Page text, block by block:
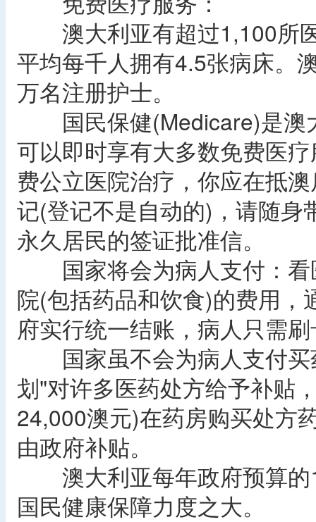
澳大利亚有超过1,100所
平均每千人拥有4.5张病床。
万名注册护士。
国民保健(Medicare)是澳
可以即时享有大多数免费医
费公立医院治疗，你应在抵
记(登记不是自动的)，请随身
永久居民的签证批准信。
国家将会为病人支付：看
院(包括药品和饮食)的费用
府实行统一结账，病人只需
国家虽不会为病人支付买
划"对许多医药处方给予补贴
24,000澳元)在药房购买处方
由政府补贴。
澳大利亚每年政府预算的
国民健康保障力度之大。